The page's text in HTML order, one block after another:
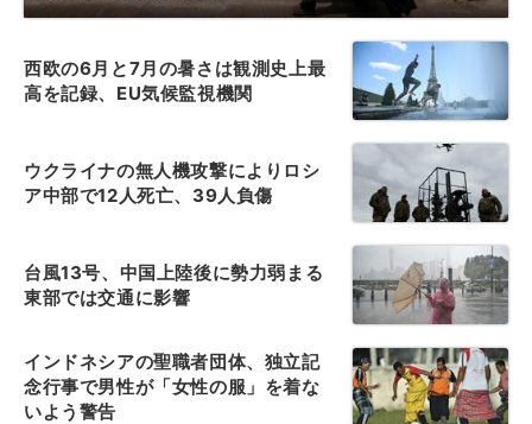
西欧の6月と7月の暑さは観測史上最
高を記録、EU気候監視機関
ウクライナの無人機攻撃によりロシ
ア中部で12人死亡、39人負傷
台風13号、中国上陸後に勢力弱まる
東部では交通に影響
インドネシアの聖職者団体、独立記
念行事で男性が「女性の服」を着な
いよう警告